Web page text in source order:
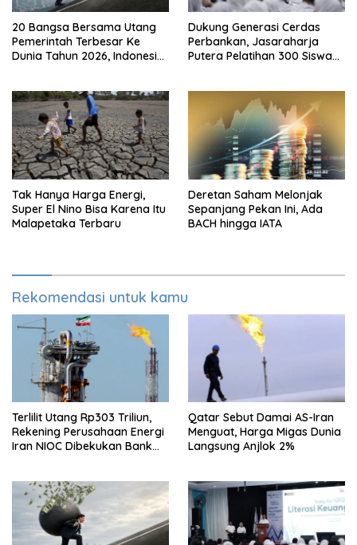
20 Bangsa Bersama Utang
Pemerintah Terbesar Ke
Dunia Tahun 2026, Indonesia
Dukung Generasi Cerdas
Perbankan, Jasaraharja
Putera Pelatihan 300 Siswa
Tak Hanya Harga Energi,
Super El Nino Bisa Karena Itu
Malapetaka Terbaru
Deretan Saham Melonjak
Sepanjang Pekan Ini, Ada
BACH hingga IATA
Rekomendasi untuk kamu
Terlilit Utang Rp303 Triliun,
Rekening Perusahaan Energi
Iran NIOC Dibekukan Bank
Qatar Sebut Damai AS-Iran
Menguat, Harga Migas Dunia
Langsung Anjlok 2%